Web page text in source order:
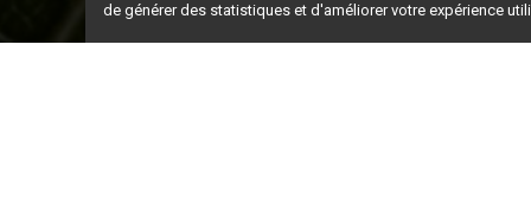
de générer des statistiques et d'améliorer votre expérience